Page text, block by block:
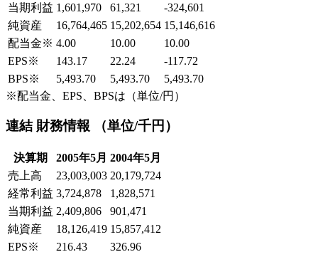
当期利益 1,601,970 61,321
-324,601
純資産
16,764,465 15,202,654 15,146,616
配当金※ 4.00 10.00
10.00
EPS※ 143.17 22.24
-117.72
BPS※ 5,493.70 5,493.70
5,493.70
※配当金、EPS、BPSは（単位/円）
連結 財務情報 （単位/千円）
決算期 2005年5月 2004年5月
売上高
23,003,003 20,179,724
経常利益 3,724,878
1,828,571
当期利益 2,409,806
901,471
純資産
18,126,419 15,857,412
EPS※ 216.43
326.96